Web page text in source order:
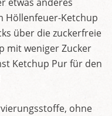
Höllenfeuer-Ketchup
über die zuckerfreie
mit weniger Zucker
Ketchup Pur für den
ohne